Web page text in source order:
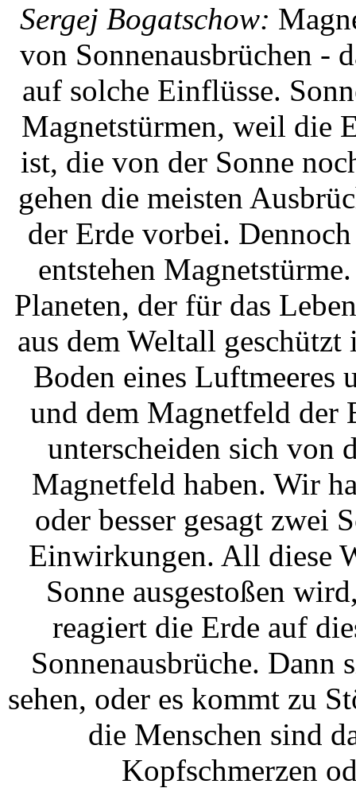
Sergej Bogatschow:
von Sonnenausbrüchen -
auf solche Einflüsse.
Magnetstürmen, weil die
ist, die von der Sonne
gehen die meisten
der Erde vorbei.
entstehen
Planeten, der für das
aus dem Weltall
Boden eines Luftmeeres
und dem Magnetfeld der
unterscheiden sich von
Magnetfeld haben. Wir
oder besser gesagt zwei
Einwirkungen. All diese
Sonne ausgestoßen
reagiert die Erde auf
Sonnenausbrüche. Dann
sehen, oder es kommt zu
die Menschen sind
Kopfschmerzen